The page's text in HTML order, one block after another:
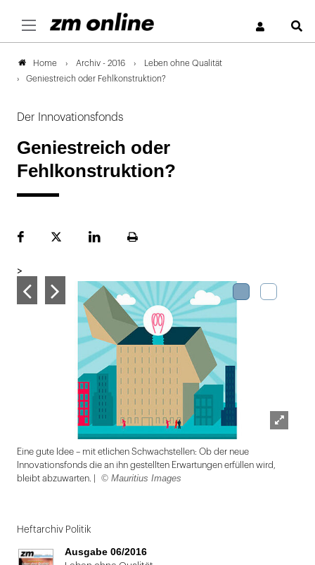
Home Archiv - 2016
Leben ohne Qualität
Geniestreich oder Fehlkonstruktion?
Der Innovationsfonds
Geniestreich oder
Fehlkonstruktion?
FacebookPlattformLinekdInSeite
>
Eine gute Idee – mit etlichen Schwachstellen: Ob der neue
Innovationsfonds die an ihn gestellten Erwartungen erfüllen wird,
bleibt abzuwarten. |
© Mauritius Images
1
von
Heftarchiv Politik
Ausgabe 06/2016